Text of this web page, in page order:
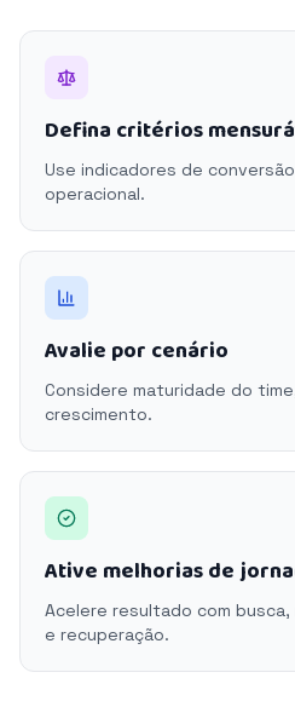
Defina critérios
Use indicadores de
operacional.
Avalie por cenário
Considere maturidade do
crescimento.
Ative melhorias de
Acelere resultado com
e recuperação.